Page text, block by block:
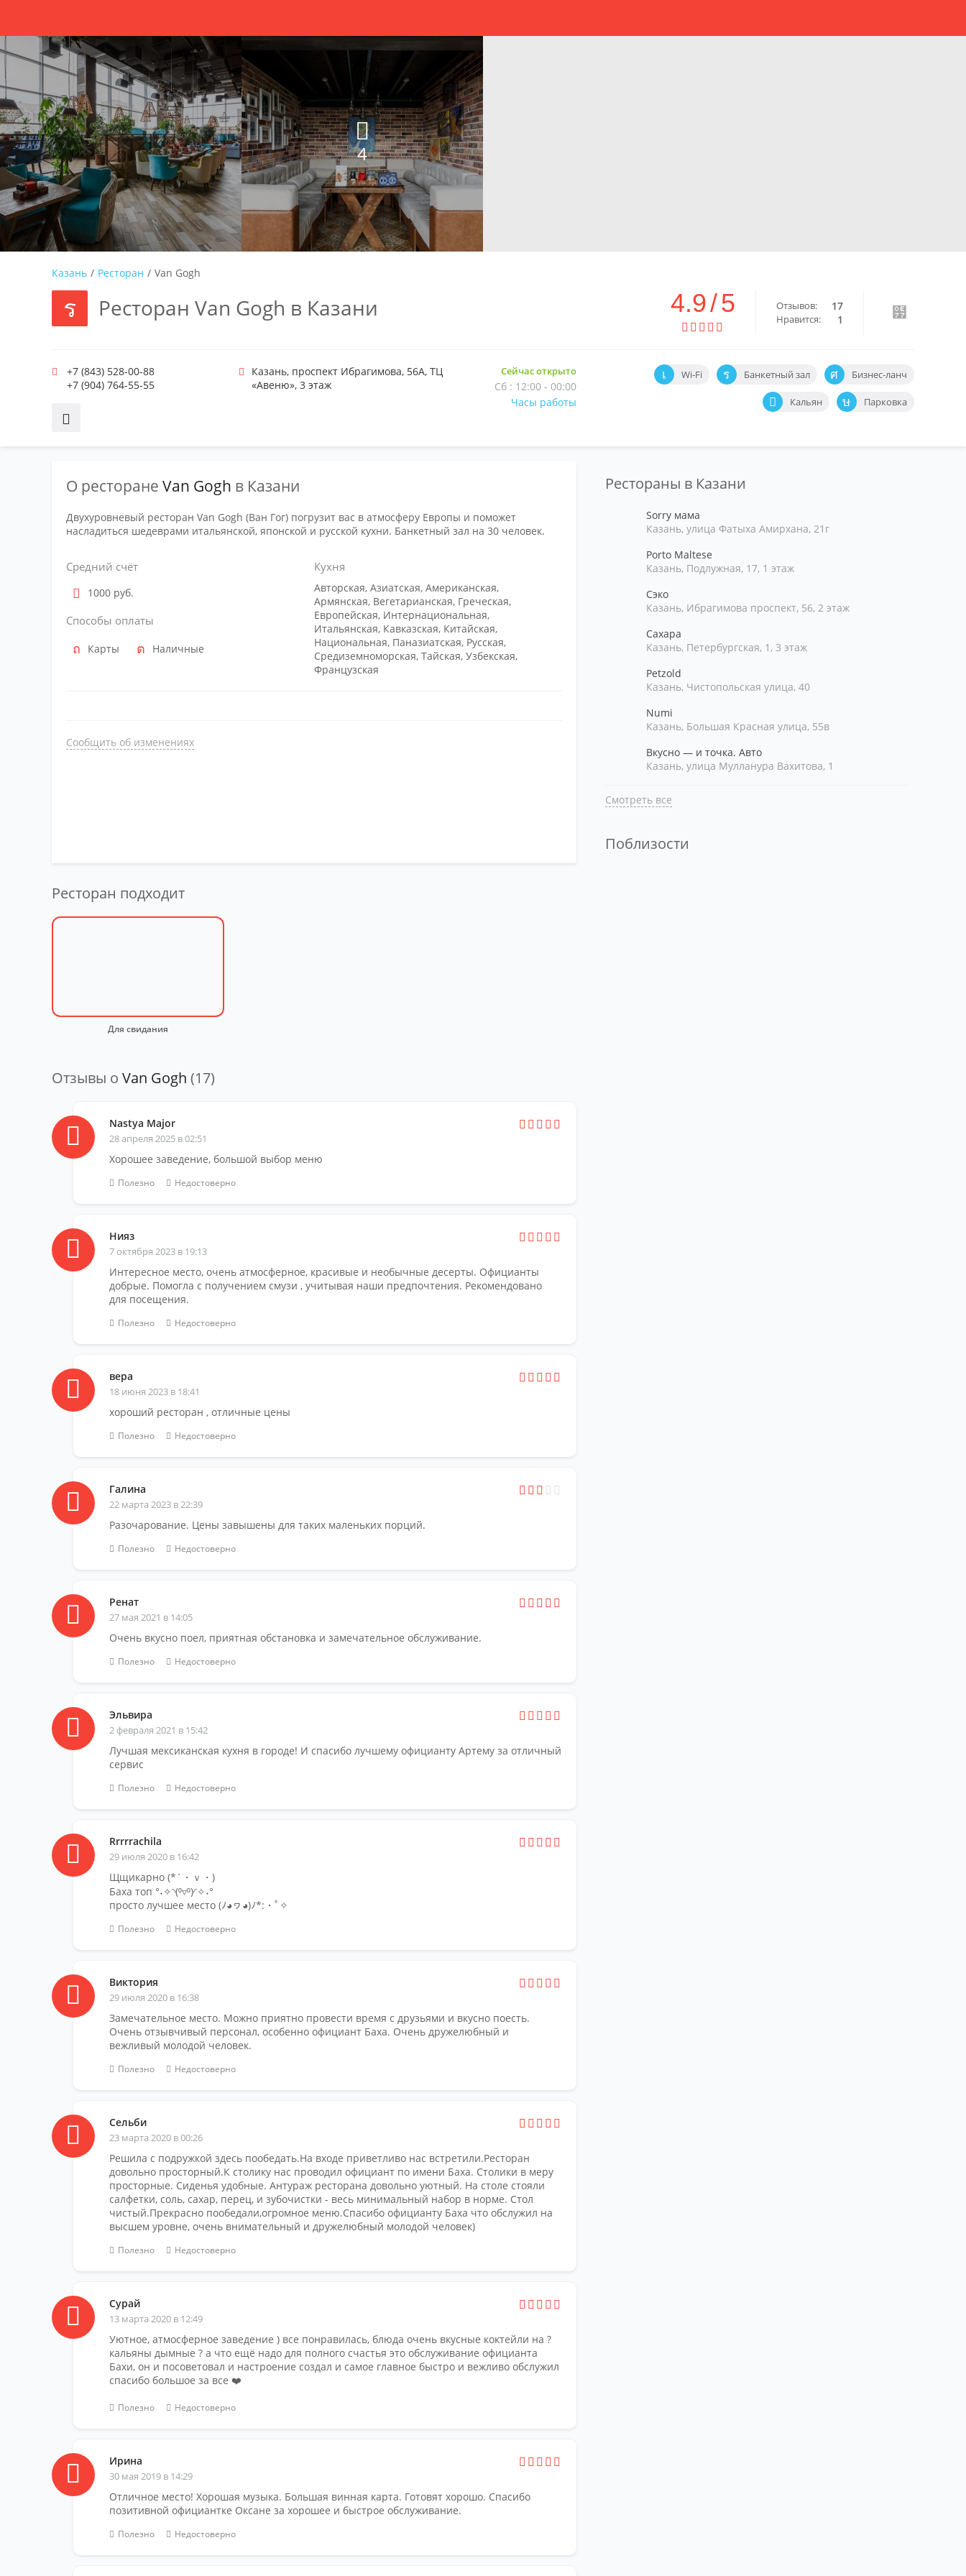
4
Казань / Ресторан / Van Gogh
Ресторан Van Gogh в Казани 4.9/5 Отзывов: 17
Нравится: 1
+7 (843) 528-00-88
+7 (904) 764-55-55
Казань, проспект Ибрагимова, 56А, ТЦ
«Авеню», 3 этаж
Сейчас открыто
Сб : 12:00 - 00:00
Часы работы
Wi-Fi Банкетный зал Бизнес-ланч
Кальян Парковка
О ресторане Van Gogh в Казани
Двухуровневый ресторан Van Gogh (Ван Гог) погрузит вас в атмосферу Европы и поможет
насладиться шедеврами итальянской, японской и русской кухни. Банкетный зал на 30 человек.
Средний счёт
1000 руб.
Способы оплаты
Карты Наличные
Кухня
Авторская, Азиатская, Американская,
Армянская, Вегетарианская, Греческая,
Европейская, Интернациональная,
Итальянская, Кавказская, Китайская,
Национальная, Паназиатская, Русская,
Средиземноморская, Тайская, Узбекская,
Французская
Сообщить об изменениях
Рестораны в Казани
Sorry мама
Казань, улица Фатыха Амирхана, 21г
Porto Maltese
Казань, Подлужная, 17, 1 этаж
Сэко
Казань, Ибрагимова проспект, 56, 2 этаж
Сахара
Казань, Петербургская, 1, 3 этаж
Petzold
Казань, Чистопольская улица, 40
Numi
Казань, Большая Красная улица, 55в
Вкусно — и точка. Авто
Казань, улица Мулланура Вахитова, 1
Смотреть все
Поблизости
Ресторан подходит
Для свидания
Отзывы о Van Gogh (17)
Nastya Major
28 апреля 2025 в 02:51
Хорошее заведение, большой выбор меню
Полезно Недостоверно
Нияз
7 октября 2023 в 19:13
Интересное место, очень атмосферное, красивые и необычные десерты. Официанты
добрые. Помогла с получением смузи , учитывая наши предпочтения. Рекомендовано
для посещения.
Полезно Недостоверно
вера
18 июня 2023 в 18:41
хороший ресторан , отличные цены
Полезно Недостоверно
Галина
22 марта 2023 в 22:39
Разочарование. Цены завышены для таких маленьких порций.
Полезно Недостоверно
Ренат
27 мая 2021 в 14:05
Очень вкусно поел, приятная обстановка и замечательное обслуживание.
Полезно Недостоверно
Эльвира
2 февраля 2021 в 15:42
Лучшая мексиканская кухня в городе! И спасибо лучшему официанту Артему за отличный
сервис
Полезно Недостоверно
Rrrrrachila
29 июля 2020 в 16:42
Щщикарно (*´・ｖ・)
Баха топ °˖✧◝(⁰▿⁰)◜✧˖°
просто лучшее место (ﾉ◕ヮ◕)ﾉ*:・ﾟ✧
Полезно Недостоверно
Виктория
29 июля 2020 в 16:38
Замечательное место. Можно приятно провести время с друзьями и вкусно поесть.
Очень отзывчивый персонал, особенно официант Баха. Очень дружелюбный и
вежливый молодой человек.
Полезно Недостоверно
Сельби
23 марта 2020 в 00:26
Решила с подружкой здесь пообедать.На входе приветливо нас встретили.Ресторан
довольно просторный.К столику нас проводил официант по имени Баха. Столики в меру
просторные. Сиденья удобные. Антураж ресторана довольно уютный. На столе стояли
салфетки, соль, сахар, перец, и зубочистки - весь минимальный набор в норме. Стол
чистый.Прекрасно пообедали,огромное меню.Спасибо официанту Баха что обслужил на
высшем уровне, очень внимательный и дружелюбный молодой человек)
Полезно Недостоверно
Сурай
13 марта 2020 в 12:49
Уютное, атмосферное заведение ) все понравилась, блюда очень вкусные коктейли на ?
кальяны дымные ? а что ещё надо для полного счастья это обслуживание официанта
Бахи, он и посоветовал и настроение создал и самое главное быстро и вежливо обслужил
спасибо большое за все ❤️
Полезно Недостоверно
Ирина
30 мая 2019 в 14:29
Отличное место! Хорошая музыка. Большая винная карта. Готовят хорошо. Спасибо
позитивной официантке Оксане за хорошее и быстрое обслуживание.
Полезно Недостоверно